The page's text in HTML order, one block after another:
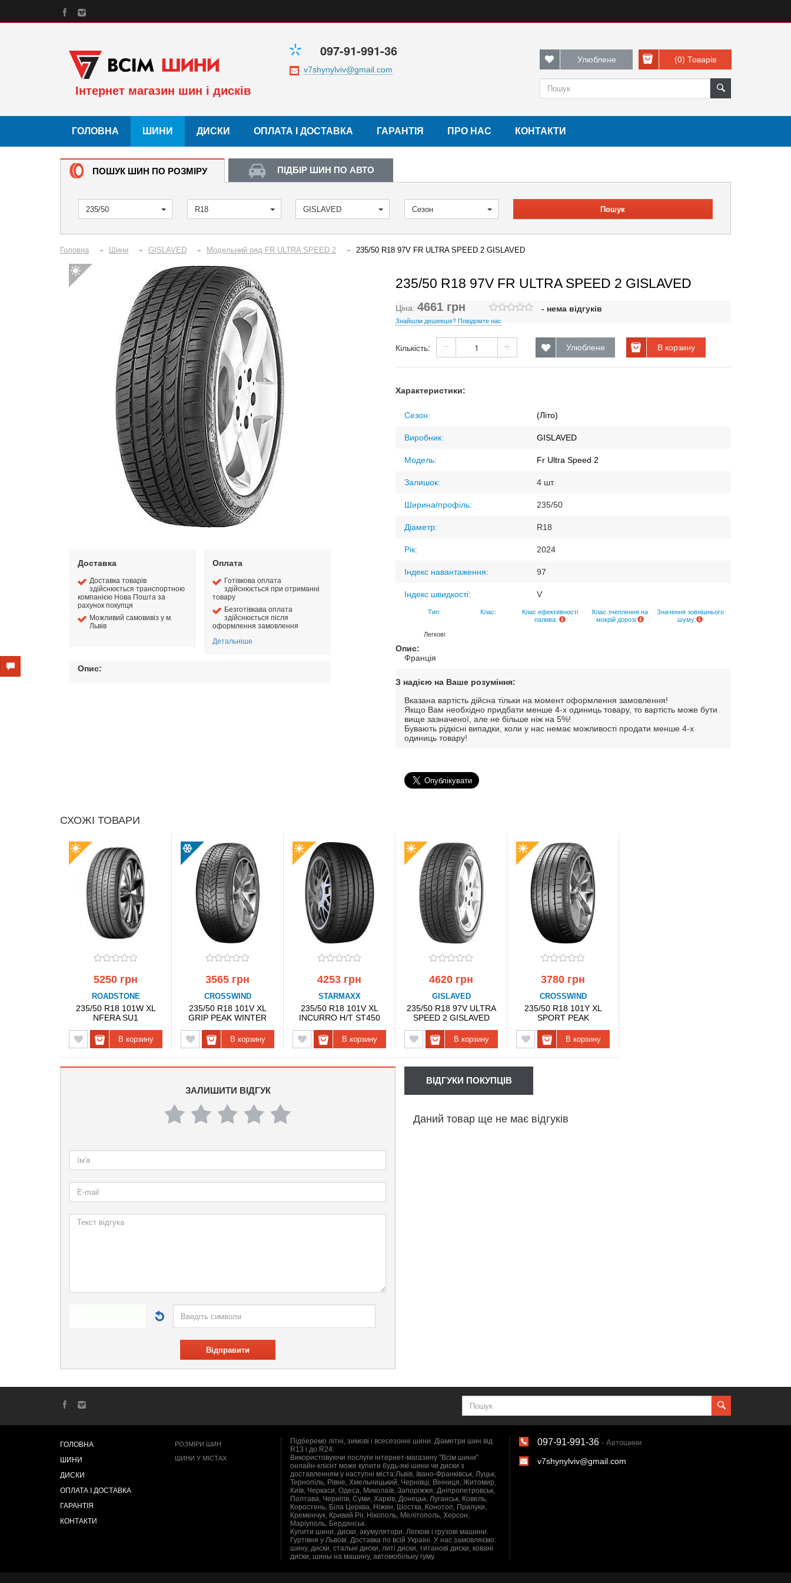
Інтернет магазин шин і дисків
097-91-991-36 Улюблене (0) Товарів
ГОЛОВНА ШИНИ ДИСКИ ОПЛАТА І ДОСТАВКА ГАРАНТІЯ ПРО НАС КОНТАКТИ
ПОШУК ШИН ПО РОЗМІРУ ПІДБІР ШИН ПО АВТО
235/50 R18 GISLAVED Сезон Пошук
Головна Шини GISLAVED Модельний ряд FR ULTRA SPEED 2 235/50 R18 97V FR ULTRA SPEED 2 GISLAVED
Доставка
Доставка товарів
здійснюється транспортною
компанією Нова Пошта за
рахунок покупця
Можливий самовивіз у м.
Львів
Оплата
Готівкова оплата
здійснюється при отриманні
товару
Безготівкава оплата
здійснюється після
оформлення замовлення
Детальніше
Опис:
235/50 R18 97V FR ULTRA SPEED 2 GISLAVED
Ціна: 4661 грн
- нема відгуків
Знайшли дешевше? Повідомте нас
Кількість: Улюблене В корзину
Характеристики:
Сезон: (Літо)
Виробник: GISLAVED
Модель: Fr Ultra Speed 2
Залишок: 4 шт.
Ширина/профіль: 235/50
Діаметр: R18
Рік: 2024
Індекс навантаження: 97
Індекс швидкості: V
Тип:
Легкові
Клас:
Клас ефективності
палива:
Клас зчеплення на
мокрій дорозі:
Значення зовнішнього
шуму:
Опис:
Франція
З надією на Ваше розуміння:
Вказана вартість дійсна тільки на момент оформлення замовлення!
Якщо Вам необхідно придбати менше 4-х одиниць товару, то вартість може бути
вище зазначеної, але не більше ніж на 5%!
Бувають рідкісні випадки, коли у нас немає можливості продати менше 4-х
одиниць товару!
СХОЖІ ТОВАРИ
5250 грн
ROADSTONE
235/50 R18 101W XL
NFERA SU1
В корзину
3565 грн
CROSSWIND
235/50 R18 101V XL
GRIP PEAK WINTER
В корзину
4253 грн
STARMAXX
235/50 R18 101V XL
INCURRO H/T ST450
В корзину
4620 грн
GISLAVED
235/50 R18 97V ULTRA
SPEED 2 GISLAVED
В корзину
3780 грн
CROSSWIND
235/50 R18 101Y XL
SPORT PEAK
В корзину
ЗАЛИШИТИ ВІДГУК
Відправити
ВІДГУКИ ПОКУПЦІВ
Даний товар ще не має відгуків
ГОЛОВНА
ШИНИ
ДИСКИ
ОПЛАТА І ДОСТАВКА
ГАРАНТІЯ
КОНТАКТИ
РОЗМІРИ ШИН
ШИНИ У МІСТАХ
Підберемо літні, зимові і всесезонні шини. Діаметри шин від
R13 і до R24.
Використовуючи послуги інтернет-магазину "Всім шини"
онлайн-клієнт може купити будь-які шини чи диски з
доставленням у наступні міста:Львів, Івано-Франківськ, Луцьк,
Тернопіль, Рівне, Хмельницький, Чернівці, Вінниця, Житомир,
Київ, Черкаси, Одеса, Миколаїв, Запоріжжя, Дніпропетровськ,
Полтава, Чернігів, Суми, Харків, Донецьк, Луганськ, Ковель,
Коростень, Біла Церква, Ніжин, Шостка, Конотоп, Прилуки,
Кременчук, Кривий Ріг, Нікополь, Мелітополь, Херсон,
Маріуполь, Бердянськ.
Купити шини, диски, акумулятори. Легкові і грузові машини.
Гуртівня у Львові. Доставка по всій Україні. У нас замовляємо:
шину, диски, стальні диски, литі диски, титанові диски, ковані
диски, шины на машину, автомобільну гуму.
097-91-991-36 - Автошини